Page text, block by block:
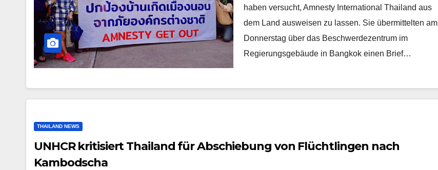
haben versucht, Amnesty International Thailand aus
dem Land ausweisen zu lassen. Sie übermittelten am
Donnerstag über das Beschwerdezentrum im
Regierungsgebäude in Bangkok einen Brief…
THAILAND NEWS
UNHCR kritisiert Thailand für Abschiebung von Flüchtlingen nach
Kambodscha